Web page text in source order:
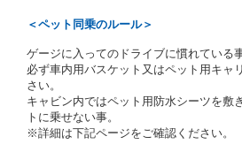
レジットカード若しくは現金によ
借受人は契約後の借受期間の延
ます。
当社は、借受人又は運転者が前3
は、貸渡契約の締結を拒絶すると
すことができるものとします。な
＜ペット同乗のルール＞
ゲージに入ってのドライブに慣れている
必ず車内用バスケット又はペット用キャ
さい。
キャビン内ではペット用防水シーツを敷
トに乗せない事。
※詳細は下記ページをご確認ください。